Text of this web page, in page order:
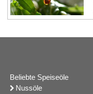
Beliebte Speiseöle
Nussöle